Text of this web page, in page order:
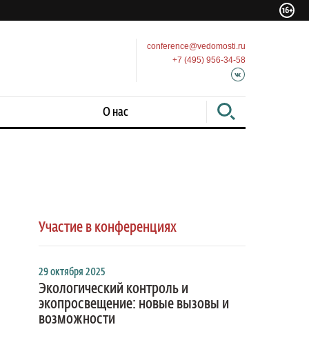
conference@vedomosti.ru
+7 (495) 956-34-58
О нас
Участие в конференциях
29 октября 2025
Экологический контроль и
экопросвещение: новые вызовы и
возможности